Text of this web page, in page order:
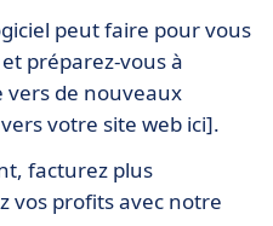
peut faire pour vous
préparez-vous à
de nouveaux
votre site web ici].
facturez plus
vos profits avec notre